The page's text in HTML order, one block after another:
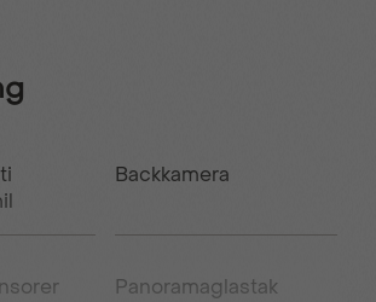
Backkamera
Panoramaglastak